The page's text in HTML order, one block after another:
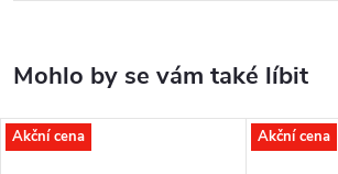
Akční cena Akční cena